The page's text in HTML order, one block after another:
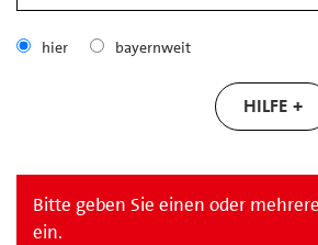
hier bayernweit
HILFE
Bitte geben Sie einen oder
ein.